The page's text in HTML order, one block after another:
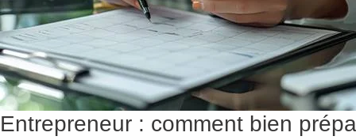
Entrepreneur : comment bien